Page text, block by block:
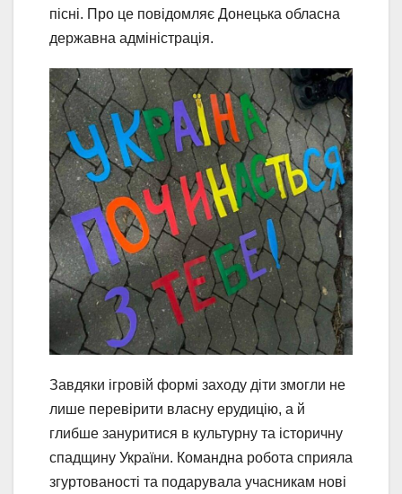
пісні. Про це повідомляє Донецька обласна
державна адміністрація.
Завдяки ігровій формі заходу діти змогли не
лише перевірити власну ерудицію, а й
глибше зануритися в культурну та історичну
спадщину України. Командна робота сприяла
згуртованості та подарувала учасникам нові